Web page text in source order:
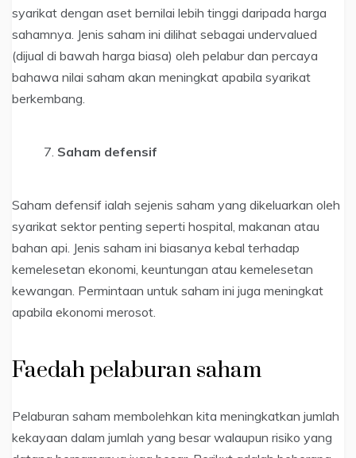
syarikat dengan aset bernilai lebih tinggi daripada harga
sahamnya. Jenis saham ini dilihat sebagai undervalued
(dijual di bawah harga biasa) oleh pelabur dan percaya
bahawa nilai saham akan meningkat apabila syarikat
berkembang.
Saham defensif
Saham defensif ialah sejenis saham yang dikeluarkan oleh
syarikat sektor penting seperti hospital, makanan atau
bahan api. Jenis saham ini biasanya kebal terhadap
kemelesetan ekonomi, keuntungan atau kemelesetan
kewangan. Permintaan untuk saham ini juga meningkat
apabila ekonomi merosot.
Faedah pelaburan saham
Pelaburan saham membolehkan kita meningkatkan jumlah
kekayaan dalam jumlah yang besar walaupun risiko yang